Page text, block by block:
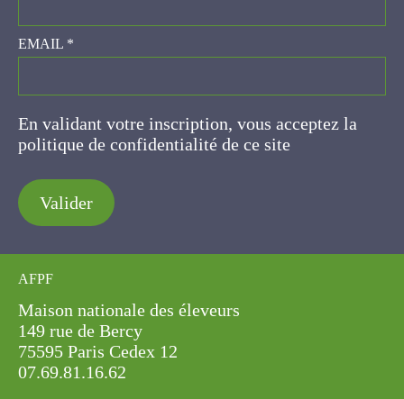
EMAIL *
En validant votre inscription, vous acceptez la
politique de confidentialité de ce site
Valider
AFPF
Maison nationale des éleveurs
149 rue de Bercy
75595 Paris Cedex 12
07.69.81.16.62